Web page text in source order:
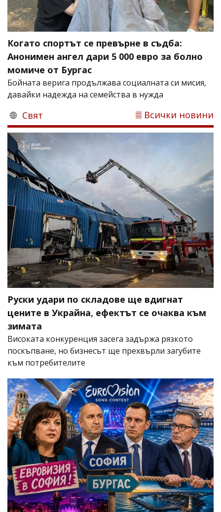
Когато спортът се превърне в съдба:
Анонимен ангел дари 5 000 евро за болно
момиче от Бургас
Бойната верига продължава социалната си мисия,
давайки надежда на семейства в нужда
Свят Всички новини
Руски удари по складове ще вдигнат
цените в Украйна, ефектът се очаква към
зимата
Високата конкуренция засега задържа рязкото
поскъпване, но бизнесът ще прехвърли загубите
към потребителите